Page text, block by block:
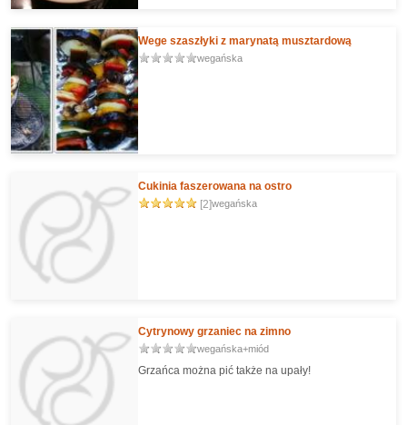
Wege szaszłyki z marynatą musztardową
wegańska
Cukinia faszerowana na ostro
[2]wegańska
Cytrynowy grzaniec na zimno
wegańska+miód
Grzańca można pić także na upały!